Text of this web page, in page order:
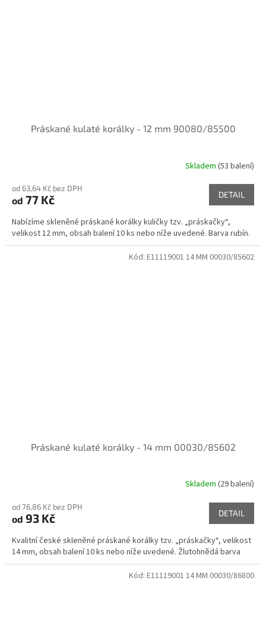
Práskané kulaté korálky - 12 mm 90080/85500
Skladem (53 balení)
od 63,64 Kč bez DPH
od 77 Kč DETAIL
Nabízíme skleněné práskané korálky kuličky tzv. „práskačky“,
velikost 12 mm, obsah balení 10 ks nebo níže uvedené. Barva rubín.
Práskané kulaté korálky - 14 mm 00030/85602
Skladem (29 balení)
od 76,86 Kč bez DPH
od 93 Kč DETAIL
Kvalitní české skleněné práskané korálky tzv. „práskačky“, velikost
14 mm, obsah balení 10 ks nebo níže uvedené. Žlutohnědá barva
Kód: E11119001 14 MM 00030/85602
Kód: E11119001 14 MM 00030/86800